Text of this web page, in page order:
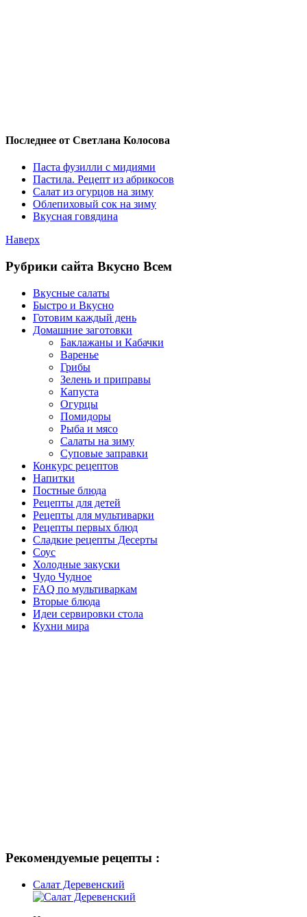
Последнее от Светлана Колосова
Паста фузилли с мидиями
Пастила. Рецепт из абрикосов
Салат из огурцов на зиму
Облепиховый сок на зиму
Вкусная говядина
Наверх
Рубрики сайта Вкусно Всем
Вкусные салаты
Быстро и Вкусно
Готовим каждый день
Домашние заготовки
Баклажаны и Кабачки
Варенье
Грибы
Зелень и приправы
Капуста
Огурцы
Помидоры
Рыба и мясо
Салаты на зиму
Суповые заправки
Конкурс рецептов
Напитки
Постные блюда
Рецепты для детей
Рецепты для мультиварки
Рецепты первых блюд
Сладкие рецепты Десерты
Соус
Холодные закуски
Чудо Чудное
FAQ по мультиваркам
Вторые блюда
Идеи сервировки стола
Кухни мира
Рекомендуемые рецепты :
Салат Деревенский